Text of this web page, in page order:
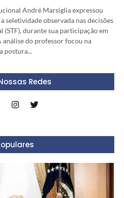
André Marsiglia expressou
seletividade observada nas decisões
(STF), durante sua participação em
análise do professor focou na
postura...
Redes